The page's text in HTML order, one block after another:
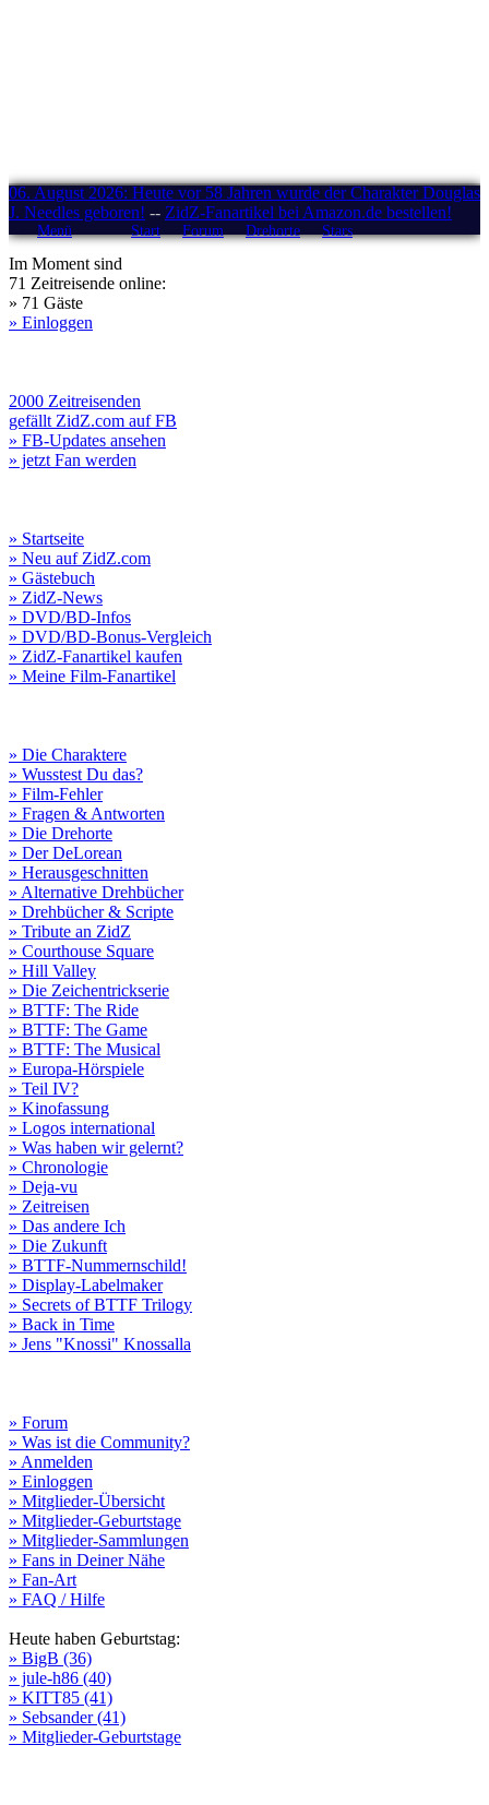
06. August 2026: Heute vor 58 Jahren wurde der Charakter Douglas
J. Needles geboren! -- ZidZ-Fanartikel bei Amazon.de bestellen!
Menü Start Forum Drehorte Stars
Im Moment sind
71 Zeitreisende online:
» 71 Gäste
» Einloggen
2000 Zeitreisenden
gefällt ZidZ.com auf FB
» FB-Updates ansehen
» jetzt Fan werden
» Startseite
» Neu auf ZidZ.com
» Gästebuch
» ZidZ-News
» DVD/BD-Infos
» DVD/BD-Bonus-Vergleich
» ZidZ-Fanartikel kaufen
» Meine Film-Fanartikel
» Die Charaktere
» Wusstest Du das?
» Film-Fehler
» Fragen & Antworten
» Die Drehorte
» Der DeLorean
» Herausgeschnitten
» Alternative Drehbücher
» Drehbücher & Scripte
» Tribute an ZidZ
» Courthouse Square
» Hill Valley
» Die Zeichentrickserie
» BTTF: The Ride
» BTTF: The Game
» BTTF: The Musical
» Europa-Hörspiele
» Teil IV?
» Kinofassung
» Logos international
» Was haben wir gelernt?
» Chronologie
» Deja-vu
» Zeitreisen
» Das andere Ich
» Die Zukunft
» BTTF-Nummernschild!
» Display-Labelmaker
» Secrets of BTTF Trilogy
» Back in Time
» Jens "Knossi" Knossalla
» Forum
» Was ist die Community?
» Anmelden
» Einloggen
» Mitglieder-Übersicht
» Mitglieder-Geburtstage
» Mitglieder-Sammlungen
» Fans in Deiner Nähe
» Fan-Art
» FAQ / Hilfe
Heute haben Geburtstag:
» BigB (36)
» jule-h86 (40)
» KITT85 (41)
» Sebsander (41)
» Mitglieder-Geburtstage